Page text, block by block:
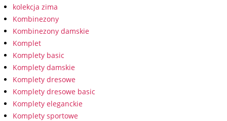
kolekcja zima
Kombinezony
Kombinezony damskie
Komplet
Komplety basic
Komplety damskie
Komplety dresowe
Komplety dresowe basic
Komplety eleganckie
Komplety sportowe